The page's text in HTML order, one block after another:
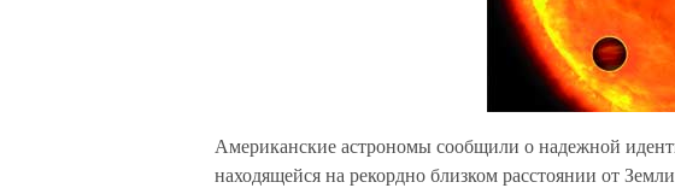
Американские астрономы сообщили о надежной
находящейся на рекордно близком расстоянии от